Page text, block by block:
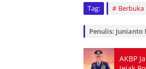
Tag: Berbuka
Penulis: Junianto
AKBP